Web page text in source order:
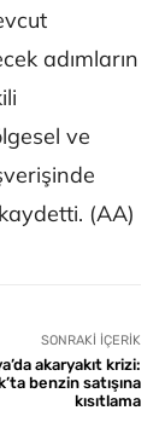
adımların
ve
(AA)
SONRAKI İÇERIK
akaryakıt krizi:
benzin satışına
kısıtlama